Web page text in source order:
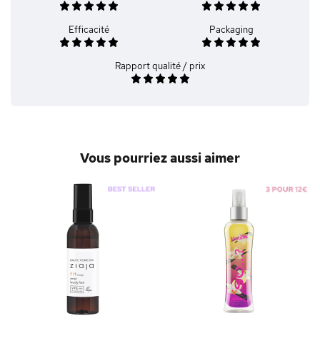
Efficacité Packaging
Rapport qualité / prix
Vous pourriez aussi aimer